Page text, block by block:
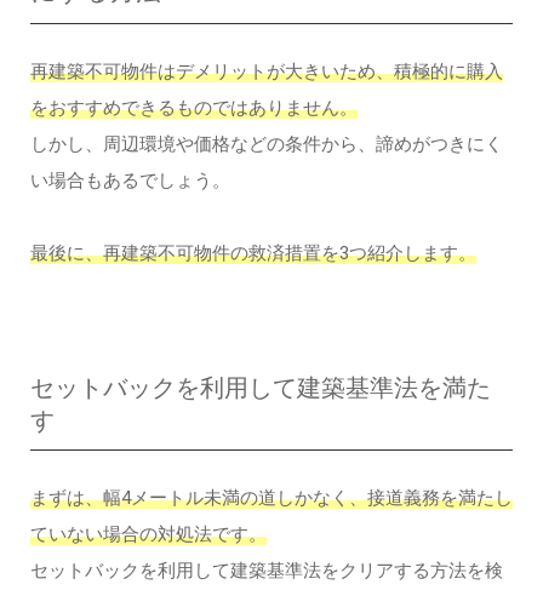
再建築不可物件はデメリットが大きいため、積極的に購入
をおすすめできるものではありません。
しかし、周辺環境や価格などの条件から、諦めがつきにく
い場合もあるでしょう。
最後に、再建築不可物件の救済措置を3つ紹介します。
セットバックを利用して建築基準法を満た
す
まずは、幅4メートル未満の道しかなく、接道義務を満たし
ていない場合の対処法です。
セットバックを利用して建築基準法をクリアする方法を検